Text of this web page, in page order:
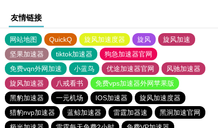
友情链接
网站地图 QuickQ 旋风加速度器 旋风
旋风加速
坚果加速器
tiktok加速器
狗急加速器官网
免费vqn外网加速
小蓝鸟 优途加速器官网
风驰加速器
旋风加速器
八戒看书
免费vps加速器外网苹果版
黑豹加速器
一元机场 IOS加速器
旋风加速度器
猎豹nvp加速器
蓝鲸加速器 雷霆加器速
黑洞加速官网